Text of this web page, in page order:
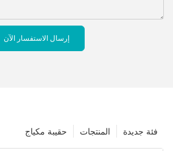
إرسال الاستفسار الآن
فئة جديدة المنتجات حقيبة مكياج